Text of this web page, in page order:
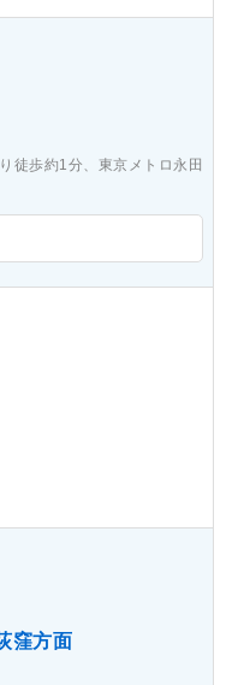
徒歩約1分、東京メトロ永田
窪方面